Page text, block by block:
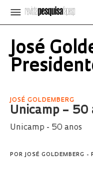
José
JOSÉ GOLDEMBERG
Unicamp – 50
Unicamp - 50 anos
POR JOSÉ GOLDEMBERG